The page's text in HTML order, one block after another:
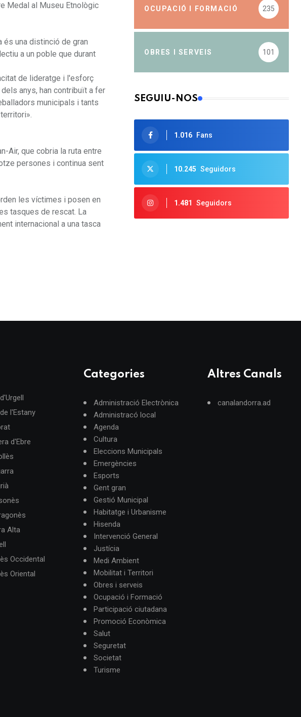
Medal al Museu Etnològic
és una distinció de gran
a un poble que durant
de lideratge i l'esforç
anys, han contribuït a fer
municipals i tants
Air, que cobria la ruta entre
persones i continua sent
les víctimes i posen en
tasques de rescat. La
internacional a una tasca
OCUPACIÓ I FORMACIÓ 235
OBRES I SERVEIS 101
SEGUIU-NOS
1.016 Fans
10.245 Seguidors
1.481 Seguidors
l'Estany
d'Ebre
Alta
Occidental
Oriental
Categories
Administració Electrònica
Administracó local
Agenda
Cultura
Eleccions Municipals
Emergències
Esports
Gent gran
Gestió Municipal
Habitatge i Urbanisme
Hisenda
Intervenció General
Justícia
Medi Ambient
Mobilitat i Territori
Obres i serveis
Ocupació i Formació
Participació ciutadana
Promoció Econòmica
Salut
Seguretat
Societat
Turisme
Altres Canals
canalandorra.ad